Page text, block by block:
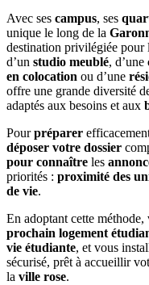
Avec ses campus, ses
unique le long de la
destination privilégiée pour
d’un studio meublé, d’une
en colocation ou d’une
offre une grande diversité
adaptés aux besoins et aux
Pourpréparer
déposer votre dossier
pour connaître les
priorités : proximité des
de vie.
En adoptant cette
prochain logement
vie étudiante, et vous
sécurisé, prêt à accueillir
la ville rose.